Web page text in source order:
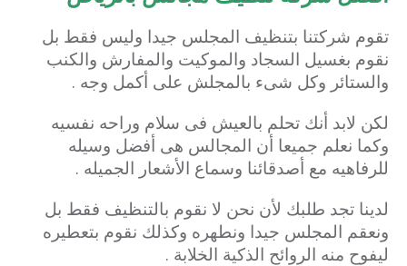
تقوم شركتنا بتنظيف المجلس جيدا وليس فقط بل
نقوم بغسيل السجاد والموكيت والمفارش والكنب
والستائر وكل شىء بالمجلش على أكمل وجه .
لكن لابد أنك تحلم بالعيش فى سلام وراحه نفسيه
وكما نعلم جميعا أن المجالس هى أفضل وسيله
للرفاهيه مع أصدقائنا وسماع الأشعار الجميله .
لدينا تجد طلبك لأن نحن لا نقوم بالتنظيف فقط بل
ونعقم المجلس جيدا ونطهره وكذلك نقوم بتعطيره
ليفوح منه الروائح الذكية الخلابة .